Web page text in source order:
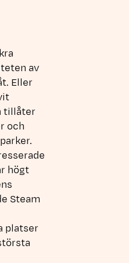
av
Eller
tillåter
och
högt
Steam
platser